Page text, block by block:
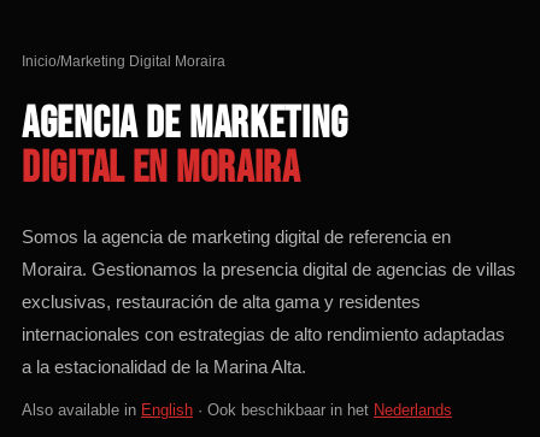
Inicio/Marketing Digital Moraira
AGENCIA DE MARKETING
DIGITAL EN MORAIRA
Somos la agencia de marketing digital de referencia en
Moraira. Gestionamos la presencia digital de agencias de villas
exclusivas, restauración de alta gama y residentes
internacionales con estrategias de alto rendimiento adaptadas
a la estacionalidad de la Marina Alta.
Also available in English · Ook beschikbaar in het Nederlands